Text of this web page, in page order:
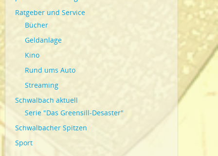
Ratgeber und Service
Bücher
Geldanlage
Kino
Rund ums Auto
Streaming
Schwalbach aktuell
Serie "Das Greensill-Desaster"
Schwalbacher Spitzen
Sport